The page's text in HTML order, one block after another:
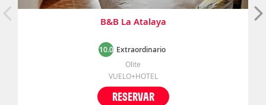
B&B La Atalaya
10.0 Extraordinario
Olite
VUELO+HOTEL
RESERVAR